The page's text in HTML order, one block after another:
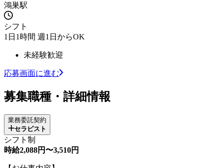
鴻巣駅
シフト
1日1時間 週1日からOK
未経験歓迎
応募画面に進む
募集職種・詳細情報
業務委託契約
セラピスト
シフト制
時給2,088円〜3,510円